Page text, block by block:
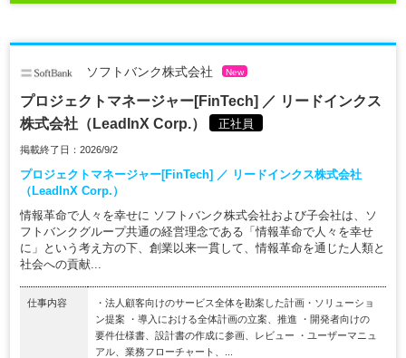
ソフトバンク株式会社 New
プロジェクトマネージャー[FinTech] ／ リードインクス
株式会社（LeadInX Corp.）
正社員
掲載終了日：2026/9/2
プロジェクトマネージャー[FinTech] ／ リードインクス株式会社
（LeadInX Corp.）
情報革命で人々を幸せに ソフトバンク株式会社および子会社は、ソ
フトバンクグループ共通の経営理念である「情報革命で人々を幸せ
に」という考え方の下、創業以来一貫して、情報革命を通じた人類と
社会への貢献...
仕事内容
・法人顧客向けのサービス全体を勘案した計画・ソリューショ
ン提案 ・導入における全体計画の立案、推進 ・開発者向けの
要件仕様書、設計書の作成に参画、レビュー ・ユーザーマニュ
アル、業務フローチャート、...